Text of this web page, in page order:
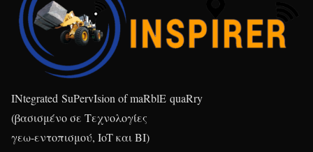
INtegrated SuPervIsion of maRblE quaRry
(βασισμένο σε Τεχνολογίες
γεω-εντοπισμού, IoT και BI)